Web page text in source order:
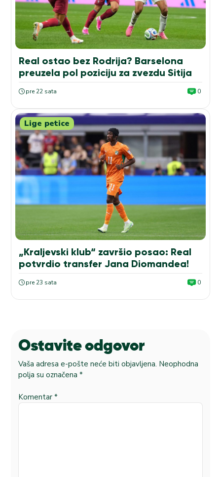
Real ostao bez Rodrija? Barselona
preuzela pol poziciju za zvezdu Sitija
pre 22 sata 0
Lige petice
„Kraljevski klub“ završio posao: Real
potvrdio transfer Jana Diomandea!
pre 23 sata 0
Ostavite odgovor
Vaša adresa e-pošte neće biti objavljena. Neophodna
polja su označena *
Komentar *